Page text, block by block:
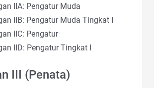
IIA: Pengatur Muda
IIB: Pengatur Muda Tingkat I
IIC: Pengatur
IID: Pengatur Tingkat I
III (Penata)